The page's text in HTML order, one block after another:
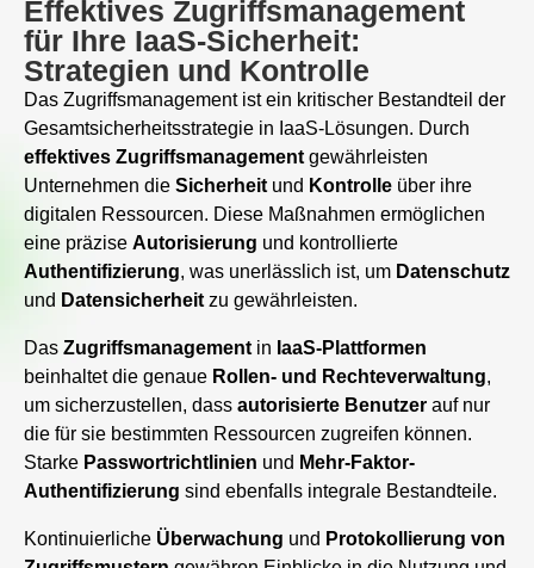
Effektives Zugriffsmanagement
für Ihre IaaS-Sicherheit:
Strategien und Kontrolle
Das Zugriffsmanagement ist ein kritischer Bestandteil der
Gesamtsicherheitsstrategie in IaaS-Lösungen. Durch
effektives Zugriffsmanagement gewährleisten
Unternehmen die Sicherheit und Kontrolle über ihre
digitalen Ressourcen. Diese Maßnahmen ermöglichen
eine präzise Autorisierung und kontrollierte
Authentifizierung, was unerlässlich ist, um Datenschutz
und Datensicherheit zu gewährleisten.
Das Zugriffsmanagement in IaaS-Plattformen
beinhaltet die genaue Rollen- und Rechteverwaltung,
um sicherzustellen, dass autorisierte Benutzer auf nur
die für sie bestimmten Ressourcen zugreifen können.
Starke Passwortrichtlinien und Mehr-Faktor-
Authentifizierung sind ebenfalls integrale Bestandteile.
Kontinuierliche Überwachung und Protokollierung von